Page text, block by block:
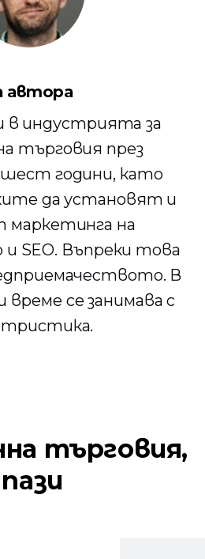
автора
в индустрията за
търговия през
години, като
да установят и
маркетинга на
SEO. Въпреки това
В
време се занимава с
търговия,